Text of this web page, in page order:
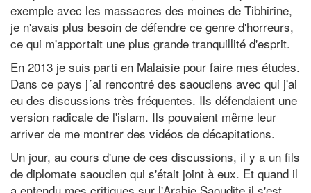
exemple avec les massacres des moines de Tibhirine,
je n'avais plus besoin de défendre ce genre d'horreurs,
ce qui m'apportait une plus grande tranquillité d'esprit.
En 2013 je suis parti en Malaisie pour faire mes études.
Dans ce pays j´ai rencontré des saoudiens avec qui j'ai
eu des discussions très fréquentes. Ils défendaient une
version radicale de l'islam. Ils pouvaient même leur
arriver de me montrer des vidéos de décapitations.
Un jour, au cours d'une de ces discussions, il y a un fils
de diplomate saoudien qui s'était joint à eux. Et quand il